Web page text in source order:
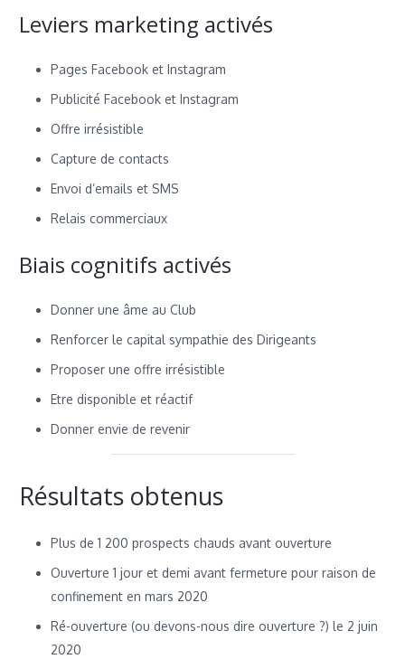
Leviers marketing activés
Pages Facebook et Instagram
Publicité Facebook et Instagram
Offre irrésistible
Capture de contacts
Envoi d’emails et SMS
Relais commerciaux
Biais cognitifs activés
Donner une âme au Club
Renforcer le capital sympathie des Dirigeants
Proposer une offre irrésistible
Etre disponible et réactif
Donner envie de revenir
Résultats obtenus
Plus de 1 200 prospects chauds avant ouverture
Ouverture 1 jour et demi avant fermeture pour raison de
confinement en mars 2020
Ré-ouverture (ou devons-nous dire ouverture ?) le 2 juin
2020